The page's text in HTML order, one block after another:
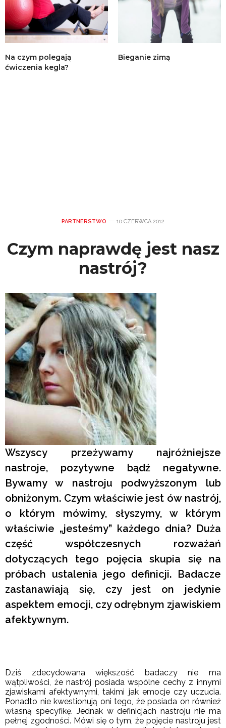
Na czym polegają
ćwiczenia kegla?
Bieganie zimą
PARTNERSTWO 10 CZERWCA 2012
Czym naprawdę jest nasz
nastrój?
Wszyscy przeżywamy najróżniejsze
nastroje, pozytywne bądź negatywne.
Bywamy w nastroju podwyższonym lub
obniżonym. Czym właściwie jest ów nastrój,
o którym mówimy, słyszymy, w którym
właściwie „jesteśmy” każdego dnia? Duża
część współczesnych rozważań
dotyczących tego pojęcia skupia się na
próbach ustalenia jego definicji. Badacze
zastanawiają się, czy jest on jedynie
aspektem emocji, czy odrębnym zjawiskiem
afektywnym.
Dziś zdecydowana większość badaczy nie ma
wątpliwości, że nastrój posiada wspólne cechy z innymi
zjawiskami afektywnymi, takimi jak emocje czy uczucia.
Ponadto nie kwestionują oni tego, że posiada on również
własną specyfikę. Jednak w definicjach nastroju nie ma
pełnej zgodności. Mówi się o tym, że pojęcie nastroju jest